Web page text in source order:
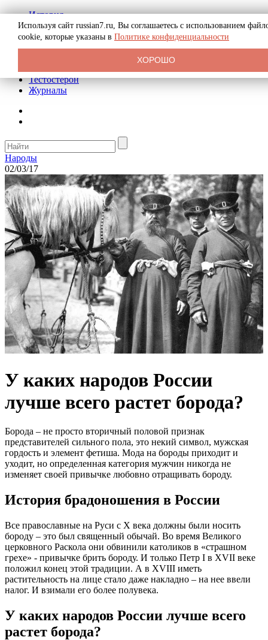
История
Биография
Криминал
Реклама на сайте
Тестостерон
Журналы
Народы
02/03/17
У каких народов России
лучше всего растет борода?
Борода – не просто вторичный половой признак
представителей сильного пола, это некий символ, мужская
гордость и элемент фетиша. Мода на бороды приходит и
уходит, но определенная категория мужчин никогда не
изменяет своей привычке любовно отращивать бороду.
История брадоношения в России
Все православные на Руси с X века должны были носить
бороду – это был священный обычай. Во время Великого
церковного Раскола они обвинили католиков в «страшном
грехе» - привычке брить бороду. И только Петр I в XVII веке
положил конец этой традиции. А в XVIII иметь
растительность на лице стало даже накладно – на нее ввели
налог. И взимали его более полувека.
У каких народов России лучше всего
растет борода?
Используя сайт russian7.ru, Вы соглашаетесь с использованием
cookie, которые указаны в Политике конфиденциальности
ХОРОШО